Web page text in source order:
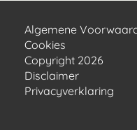
Algemene
Cookies
Copyright 2026
Disclaimer
Privacyverklaring